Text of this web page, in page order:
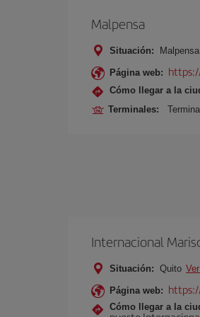
Malpensa
Situación: Malpensa
Página web:
Cómo llegar a la
Terminales:
Internacional
Situación: Quito
Página web:
Cómo llegar a la